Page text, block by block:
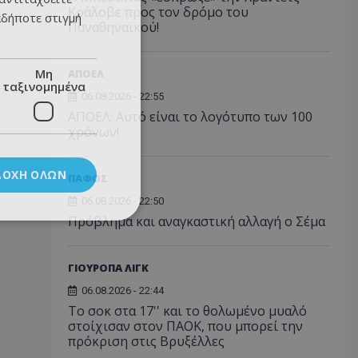
Κράλοβε προς τον δρόμο του
Παναθηναϊκού!
06.08.2026 - 22:55
ΑΠΟΕΛ: Αυτό είναι το λογότυπο των 100
χρόνων!
ΠΑΦΟΣ
06.08.2026 - 22:50
Πρόβλημα και αναγκαστική αλλαγή ο Σέμα
ΓΙΟΥΡΟΠΑ ΛΙΓΚ
06.08.2026 - 22:44
Το σοκ στα 17'' και το θολωμένο μυαλό
στοίχισαν στον ΠΑΟΚ, που μπορεί την
πρόκριση στις Βρυξέλλες
στιγμή
Μη
ταξινομημένα
ΌΛΩΝ